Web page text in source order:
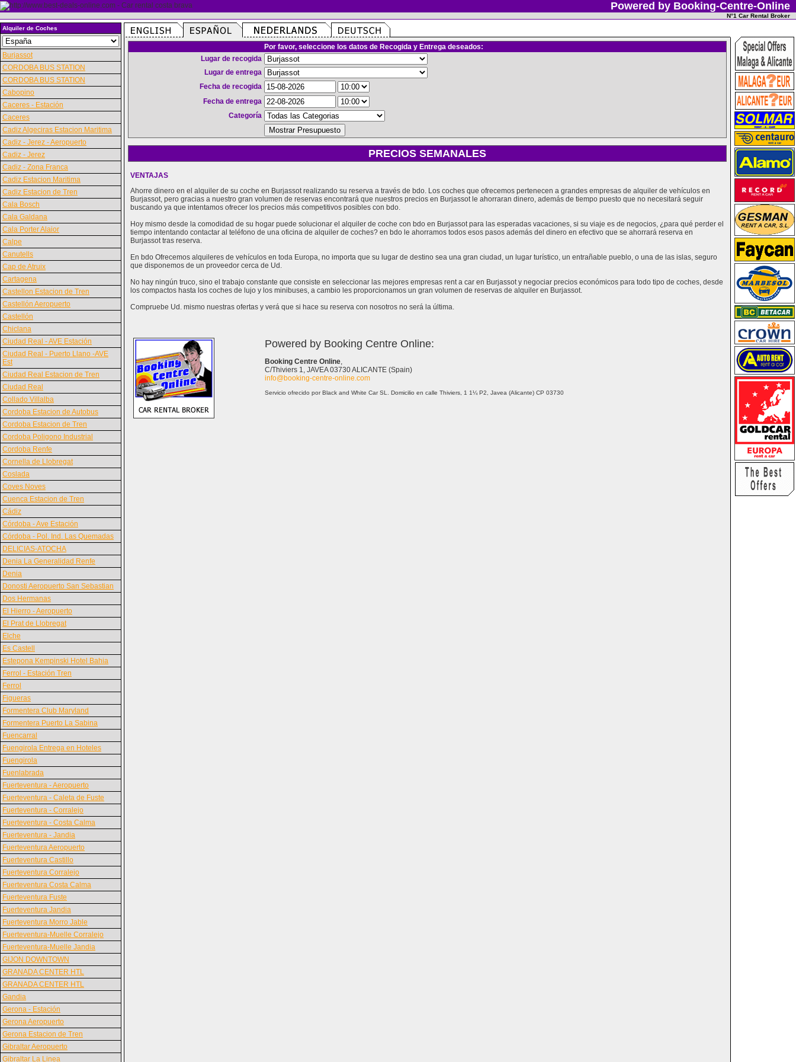
Powered by Booking-Centre-Online
N°1 Car Rental Broker
Alquiler de Coches
Burjassot
CORDOBA BUS STATION
CORDOBA BUS STATION
Cabopino
Caceres - Estación
Caceres
Cadiz Algeciras Estacion Maritima
Cadiz - Jerez - Aeropuerto
Cadiz - Jerez
Cadiz - Zona Franca
Cadiz Estacion Maritima
Cadiz Estacion de Tren
Cala Bosch
Cala Galdana
Cala Porter Alaior
Calpe
Canutells
Cap de Atruix
Cartagena
Castellon Estacion de Tren
Castellón Aeropuerto
Castellón
Chiclana
Ciudad Real - AVE Estación
Ciudad Real - Puerto Llano -AVE
Est
Ciudad Real Estacion de Tren
Ciudad Real
Collado Villalba
Cordoba Estacion de Autobus
Cordoba Estacion de Tren
Cordoba Poligono Industrial
Cordoba Renfe
Cornella de Llobregat
Coslada
Coves Noves
Cuenca Estacion de Tren
Cádiz
Córdoba - Ave Estación
Córdoba - Pol. Ind. Las Quemadas
DELICIAS-ATOCHA
Denia La Generalidad Renfe
Denia
Donosti Aeropuerto San Sebastian
Dos Hermanas
El Hierro - Aeropuerto
El Prat de Llobregat
Elche
Es Castell
Estepona Kempinski Hotel Bahia
Ferrol - Estación Tren
Ferrol
Figueras
Formentera Club Maryland
Formentera Puerto La Sabina
Fuencarral
Fuengirola Entrega en Hoteles
Fuengirola
Fuenlabrada
Fuerteventura - Aeropuerto
Fuerteventura - Caleta de Fuste
Fuerteventura - Corralejo
Fuerteventura - Costa Calma
Fuerteventura - Jandia
Fuerteventura Aeropuerto
Fuerteventura Castillo
Fuerteventura Corralejo
Fuerteventura Costa Calma
Fuerteventura Fuste
Fuerteventura Jandia
Fuerteventura Morro Jable
Fuerteventura-Muelle Corralejo
Fuerteventura-Muelle Jandia
GIJON DOWNTOWN
GRANADA CENTER HTL
GRANADA CENTER HTL
Gandia
Gerona - Estación
Gerona Aeropuerto
Gerona Estacion de Tren
Gibraltar Aeropuerto
Gibraltar La Linea
Por favor, seleccione los datos de Recogida y Entrega deseados:
Lugar de recogida
Lugar de entrega
Fecha de recogida
Fecha de entrega
Categoría
PRECIOS SEMANALES
VENTAJAS
Ahorre dinero en el alquiler de su coche en Burjassot realizando su reserva a través de bdo. Los coches que ofrecemos pertenecen a grandes empresas de alquiler de vehículos en
Burjassot, pero gracias a nuestro gran volumen de reservas encontrará que nuestros precios en Burjassot le ahorraran dinero, además de tiempo puesto que no necesitará seguir
buscando ya que intentamos ofrecer los precios más competitivos posibles con bdo.
Hoy mismo desde la comodidad de su hogar puede solucionar el alquiler de coche con bdo en Burjassot para las esperadas vacaciones, si su viaje es de negocios, ¿para qué perder el
tiempo intentando contactar al teléfono de una oficina de alquiler de coches? en bdo le ahorramos todos esos pasos además del dinero en efectivo que se ahorrará reserva en
Burjassot tras reserva.
En bdo Ofrecemos alquileres de vehículos en toda Europa, no importa que su lugar de destino sea una gran ciudad, un lugar turístico, un entrañable pueblo, o una de las islas, seguro
que disponemos de un proveedor cerca de Ud.
No hay ningún truco, sino el trabajo constante que consiste en seleccionar las mejores empresas rent a car en Burjassot y negociar precios económicos para todo tipo de coches, desde
los compactos hasta los coches de lujo y los minibuses, a cambio les proporcionamos un gran volumen de reservas de alquiler en Burjassot.
Compruebe Ud. mismo nuestras ofertas y verá que si hace su reserva con nosotros no será la última.
Powered by Booking Centre Online:
Booking Centre Online,
C/Thiviers 1, JAVEA 03730 ALICANTE (Spain)
info@booking-centre-online.com
Servicio ofrecido por Black and White Car SL. Domicilio en calle Thiviers, 1 1¼ P2, Javea (Alicante) CP 03730